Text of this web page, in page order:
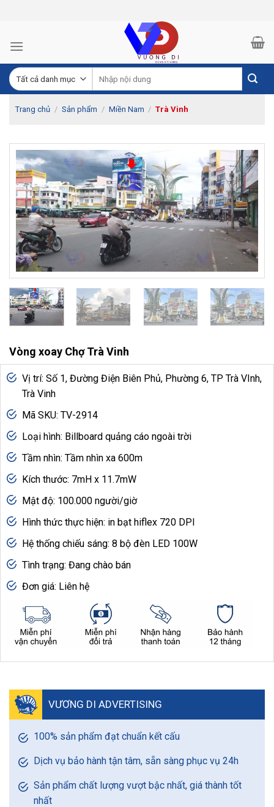
Trang chủ / Sản phẩm / Miền Nam / Trà Vinh
Vòng xoay Chợ Trà Vinh
Vị trí: Số 1, Đường Điện Biên Phủ, Phường 6, TP Trà VInh,
Trà Vinh
Mã SKU: TV-2914
Loại hình: Billboard quảng cáo ngoài trời
Tầm nhìn: Tầm nhìn xa 600m
Kích thước: 7mH x 11.7mW
Mật độ: 100.000 người/giờ
Hình thức thực hiện: in bạt hiflex 720 DPI
Hệ thống chiếu sáng: 8 bộ đèn LED 100W
Tình trạng: Đang chào bán
Đơn giá: Liên hệ
VƯƠNG DI ADVERTISING
100% sản phẩm đạt chuẩn kết cấu
Dịch vụ bảo hành tận tâm, sẵn sàng phục vụ 24h
Sản phẩm chất lượng vượt bậc nhất, giá thành tốt
nhất